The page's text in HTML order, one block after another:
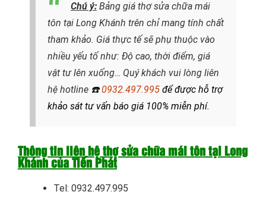
Chú ý: Bảng giá thợ sửa chữa mái
tôn tại Long Khánh trên chỉ mang tính chất
tham khảo. Giá thực tế sẽ phụ thuộc vào
nhiều yếu tố như: Độ cao, thời điểm, giá
vật tư lên xuống… Quý khách vui lòng liên
hệ hotline ☎️0932.497.995 để được hỗ trợ
khảo sát tư vấn báo giá 100% miễn phí.
Thông tin liên hệ thợ sửa chữa mái tôn tại Long
Khánh của Tiến Phát
Tel: 0932.497.995